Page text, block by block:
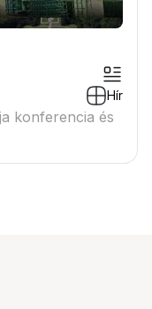
Hír
konferencia és